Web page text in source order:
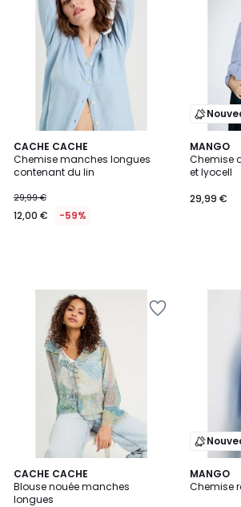
CACHE CACHE
Chemise manches longues
contenant du lin
29,99 €
12,00 € -59%
MANGO
Chemise
et lyocell
29,99 €
2
Couleurs
CACHE CACHE
Blouse nouée manches
longues
MANGO
Chemise